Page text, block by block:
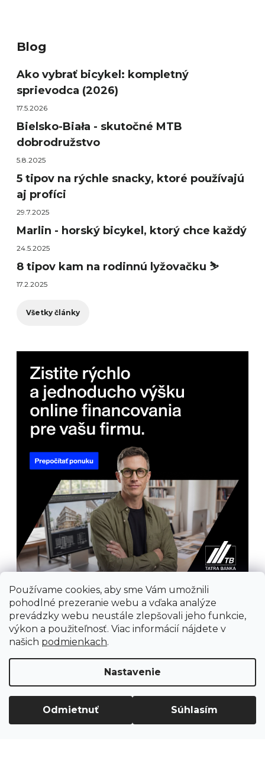
Používame cookies, aby sme Vám umožnili
pohodlné prezeranie webu a vďaka analýze
prevádzky webu neustále zlepšovali jeho funkcie,
výkon a použiteľnosť. Viac informácií nájdete v
našich podmienkach.
Nastavenie
Odmietnuť Súhlasím
Blog
Ako vybrať bicykel: kompletný
sprievodca (2026)
17.5.2026
Bielsko-Biała - skutočné MTB
dobrodružstvo
5.8.2025
5 tipov na rýchle snacky, ktoré používajú
aj profíci
29.7.2025
Marlin - horský bicykel, ktorý chce každý
24.5.2025
8 tipov kam na rodinnú lyžovačku ⛷️
17.2.2025
Všetky články
Vytvoril Shoptet